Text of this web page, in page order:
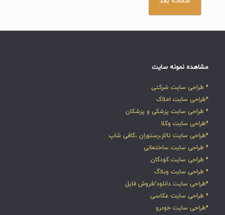
مشاهده نمونه سایت
* طراحی سایت شرکتی
*طراحی سایت املاک
* طراحی سایت پزشکی و پزشکان
*طراحی سایت وکلا
*طراحی سایت تالار،رستوران ،کافی شاپ
* طراحی سایت ساختمانی
* طراحی سایت کودکان
* طراحی سایت وبلاگ
*طراحی سایت دانلود/فروش فایل
* طراحی سایت عکاسی
*طراحی سایت خودرو